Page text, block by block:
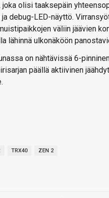
joka olisi taaksepäin
debug-LED-näyttö.
väliin jäävien
lähinnä ulkonäköön
on nähtävissä 6-
päällä aktiivinen
TRX40 ZEN 2